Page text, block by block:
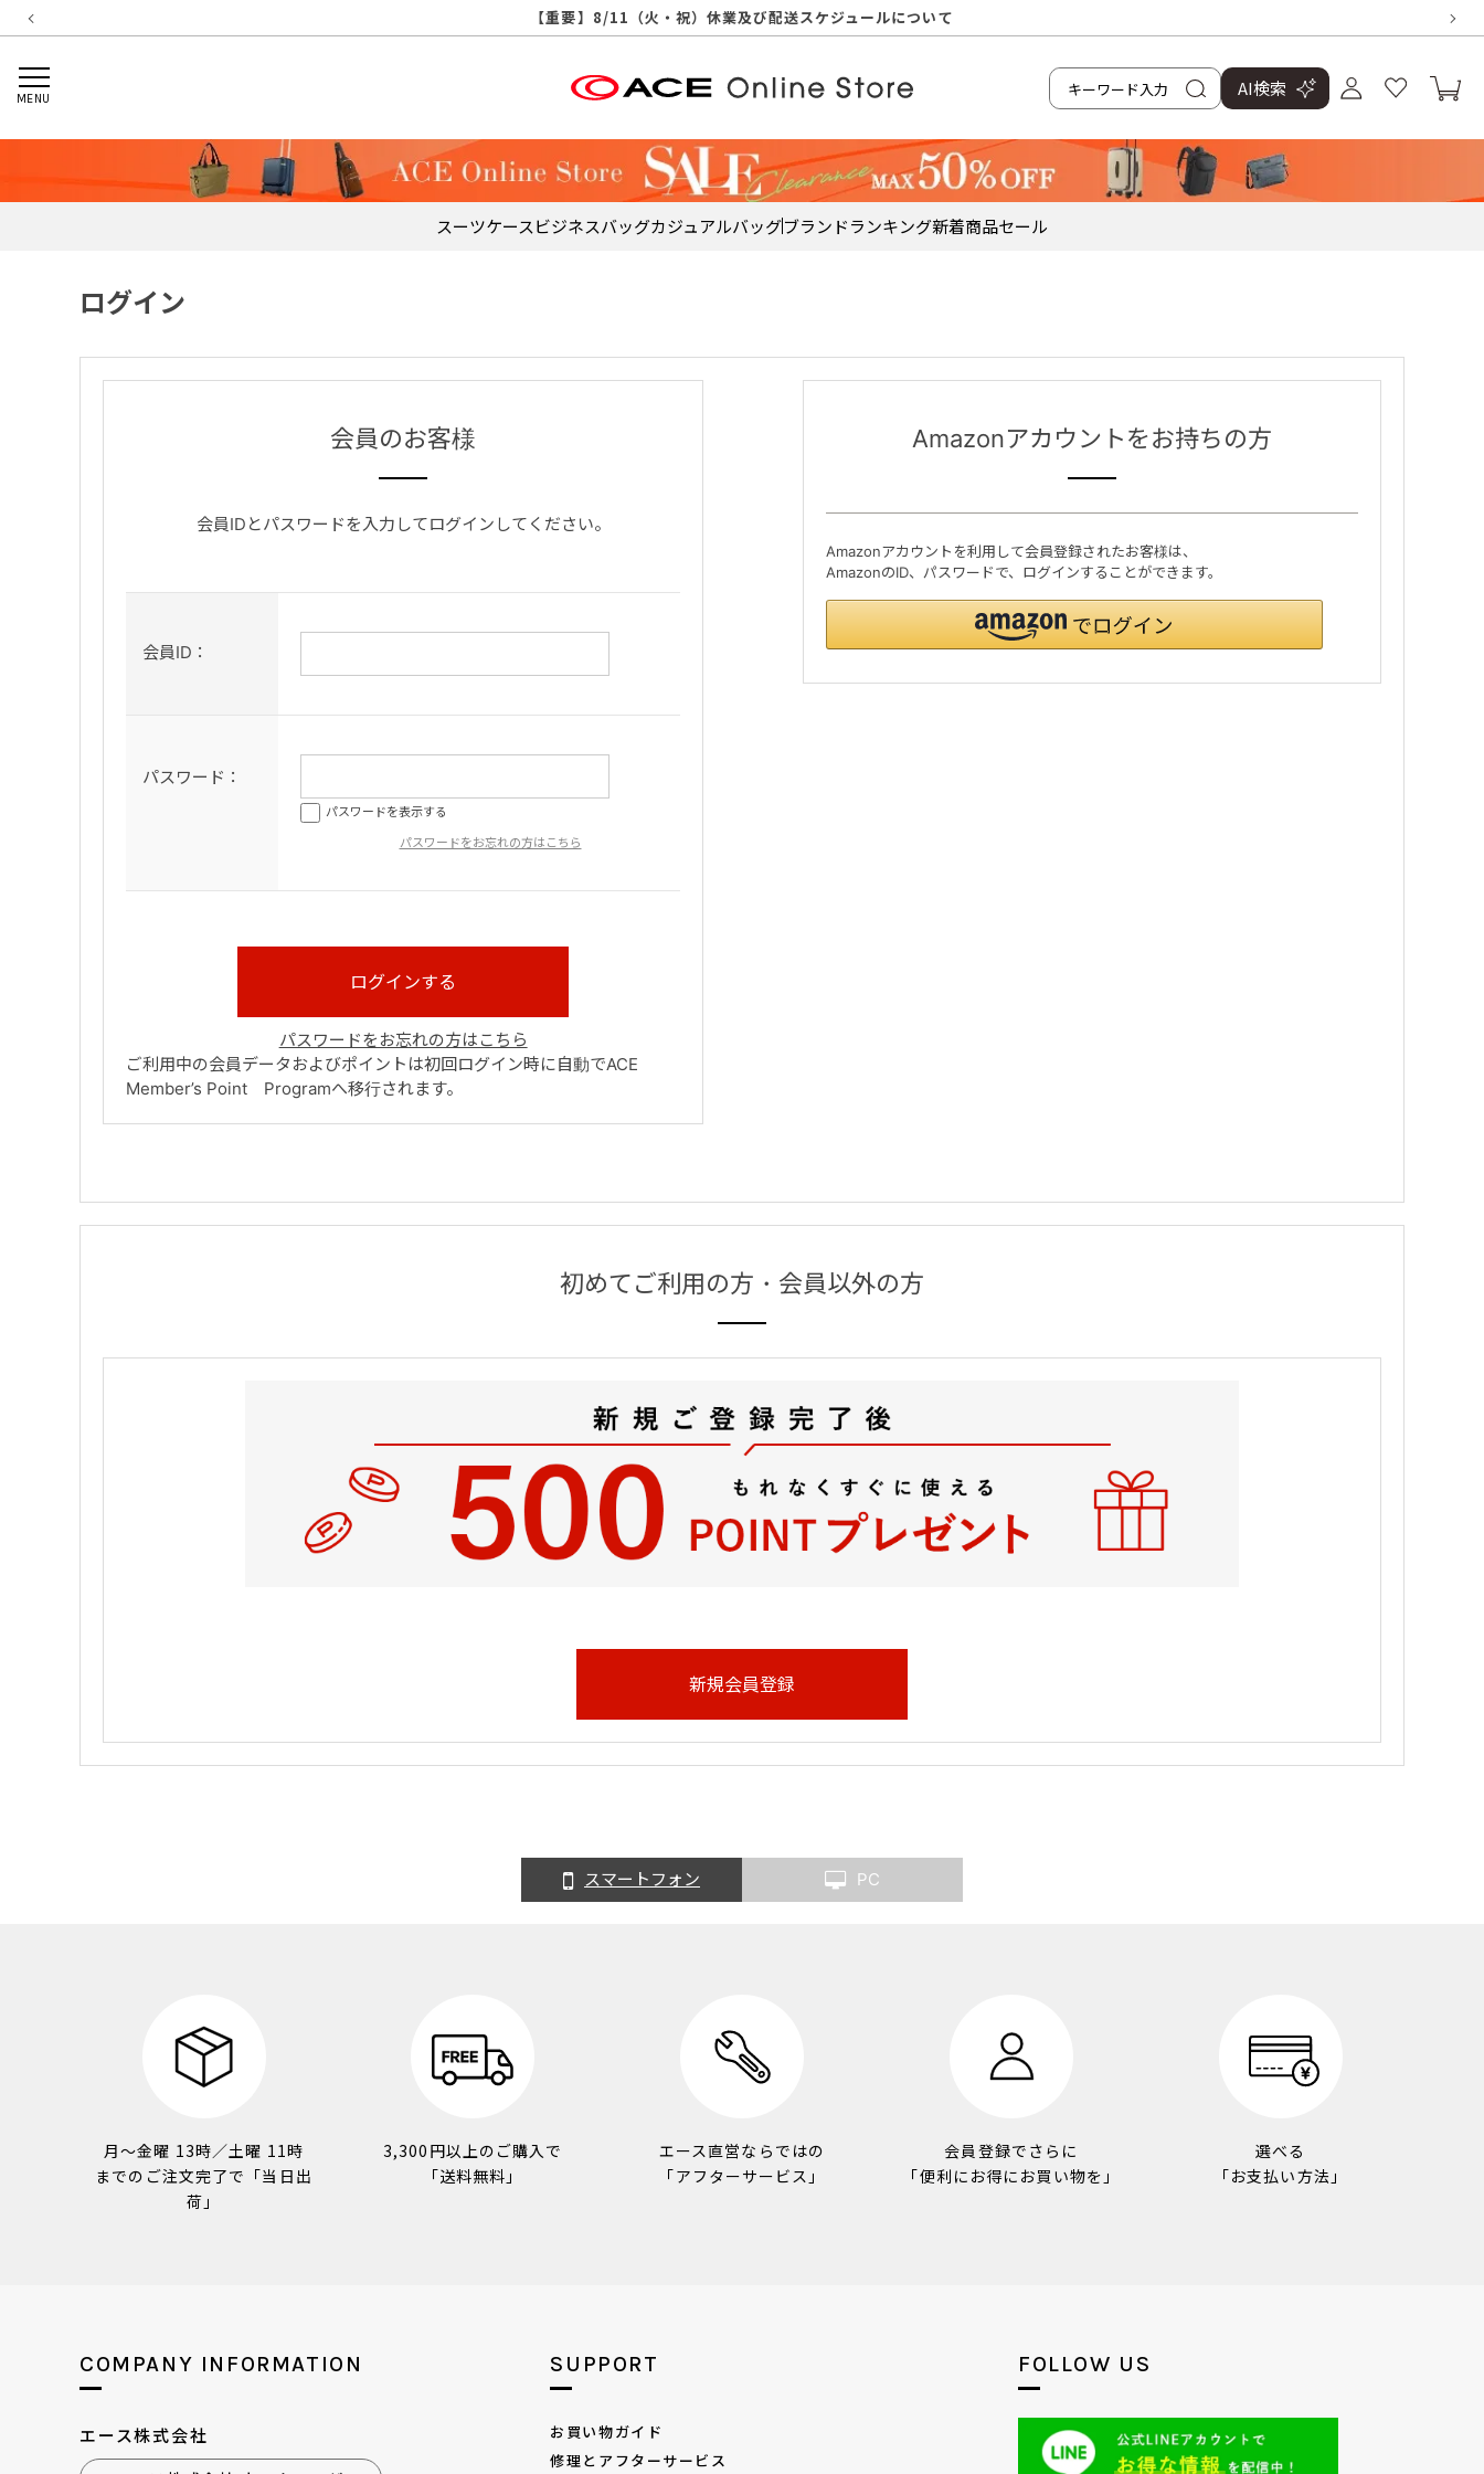
【重要】8/11（火・祝）休業及び配送スケジュールについて
【重要】令和８年熊本地震に伴う配送への影響について
【重要】納品書・領収書ペーパーレス化（電子化）のお知らせ
【重要】天候不良や交通状況・物量増等に伴う配送への影響について
【重要】悪質な詐欺サイトにご注意ください
【重要】各種メールが届かない場合に関しまして
【重要】お問い合わせのご対応に関しまして
【重要】SNSのなりすまし詐欺にご注意ください
MENU AI検索
スーツケースビジネスバッグカジュアルバッグブランドランキング新着商品セール
ログイン
会員のお客様
会員IDとパスワードを入力してログインしてください。
会員ID：
パスワード：
パスワードを表示する
パスワードをお忘れの方はこちら
パスワードをお忘れの方はこちら
ご利用中の会員データおよびポイントは初回ログイン時に自動でACE
Member’s Point Programへ移行されます。
Amazonアカウントをお持ちの方
Amazonアカウントを利用して会員登録されたお客様は、
AmazonのID、パスワードで、ログインすることができます。
初めてご利用の方・会員以外の方
スマートフォン PC
月～金曜 13時／土曜 11時
までのご注文完了で「当日出
荷」
3,300円以上のご購入で
「送料無料」
エース直営ならではの
「アフターサービス」
会員登録でさらに
「便利にお得にお買い物を」
選べる
「お支払い方法」
COMPANY INFORMATION
エース株式会社
SUPPORT
お買い物ガイド
修理とアフターサービス
FOLLOW US